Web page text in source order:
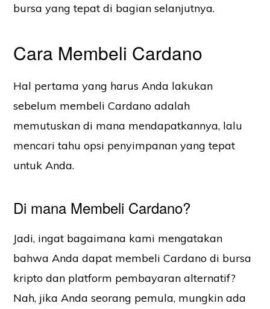
bursa yang tepat di bagian selanjutnya.
Cara Membeli Cardano
Hal pertama yang harus Anda lakukan
sebelum membeli Cardano adalah
memutuskan di mana mendapatkannya, lalu
mencari tahu opsi penyimpanan yang tepat
untuk Anda.
Di mana Membeli Cardano?
Jadi, ingat bagaimana kami mengatakan
bahwa Anda dapat membeli Cardano di bursa
kripto dan platform pembayaran alternatif?
Nah, jika Anda seorang pemula, mungkin ada